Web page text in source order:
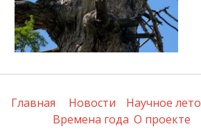
Главная Новости Научное лето
Времена года О проекте